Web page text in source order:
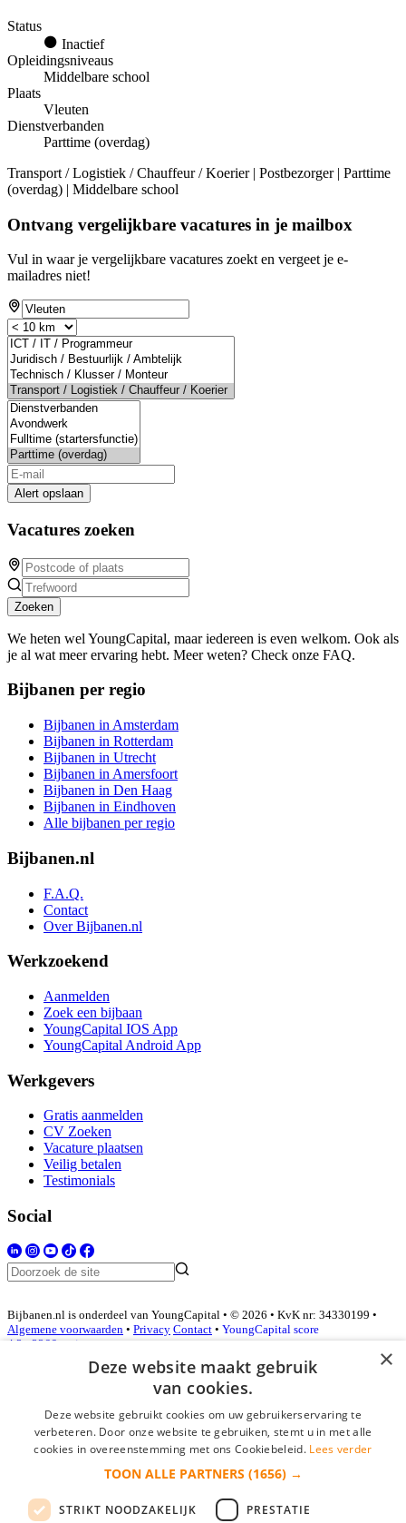
Status
Inactief
Opleidingsniveaus
Middelbare school
Plaats
Vleuten
Dienstverbanden
Parttime (overdag)
Transport / Logistiek / Chauffeur / Koerier | Postbezorger | Parttime
(overdag) | Middelbare school
Ontvang vergelijkbare vacatures in je mailbox
Vul in waar je vergelijkbare vacatures zoekt en vergeet je e-
mailadres niet!
Alert opslaan
Vacatures zoeken
Zoeken
We heten wel YoungCapital, maar iedereen is even welkom. Ook als
je al wat meer ervaring hebt. Meer weten? Check onze FAQ.
Bijbanen per regio
Bijbanen in Amsterdam
Bijbanen in Rotterdam
Bijbanen in Utrecht
Bijbanen in Amersfoort
Bijbanen in Den Haag
Bijbanen in Eindhoven
Alle bijbanen per regio
Bijbanen.nl
F.A.Q.
Contact
Over Bijbanen.nl
Werkzoekend
Aanmelden
Zoek een bijbaan
YoungCapital IOS App
YoungCapital Android App
Werkgevers
Gratis aanmelden
CV Zoeken
Vacature plaatsen
Veilig betalen
Testimonials
Social
Bijbanen.nl is onderdeel van YoungCapital • © 2026 • KvK nr: 34330199 •
Algemene voorwaarden • Privacy Contact • YoungCapital score
4.3 - 3366 reviews
Inloggen als bedrijf
*
login gegevens onthouden
×
Deze website maakt gebruik
van cookies.
Deze website gebruikt cookies om uw gebruikerservaring te
verbeteren. Door onze website te gebruiken, stemt u in met alle
cookies in overeenstemming met ons Cookiebeleid. Lees verder
TOON ALLE PARTNERS (1656) →
STRIKT NOODZAKELIJK PRESTATIE